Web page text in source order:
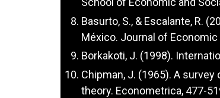
Basurto, S., & Escalante, R.
México. Journal of Economic
Borkakoti, J. (1998).
Chipman, J. (1965). A
theory. Econometrica, 477-